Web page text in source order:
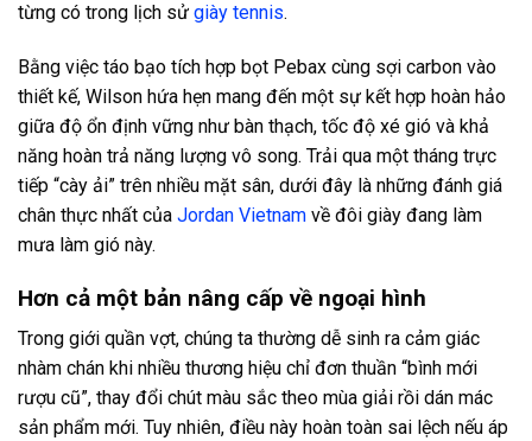
từng có trong lịch sử giày tennis.
Bằng việc táo bạo tích hợp bọt Pebax cùng sợi carbon vào
thiết kế, Wilson hứa hẹn mang đến một sự kết hợp hoàn hảo
giữa độ ổn định vững như bàn thạch, tốc độ xé gió và khả
năng hoàn trả năng lượng vô song. Trải qua một tháng trực
tiếp “cày ải” trên nhiều mặt sân, dưới đây là những đánh giá
chân thực nhất của Jordan Vietnam về đôi giày đang làm
mưa làm gió này.
Hơn cả một bản nâng cấp về ngoại hình
Trong giới quần vợt, chúng ta thường dễ sinh ra cảm giác
nhàm chán khi nhiều thương hiệu chỉ đơn thuần “bình mới
rượu cũ”, thay đổi chút màu sắc theo mùa giải rồi dán mác
sản phẩm mới. Tuy nhiên, điều này hoàn toàn sai lệch nếu áp